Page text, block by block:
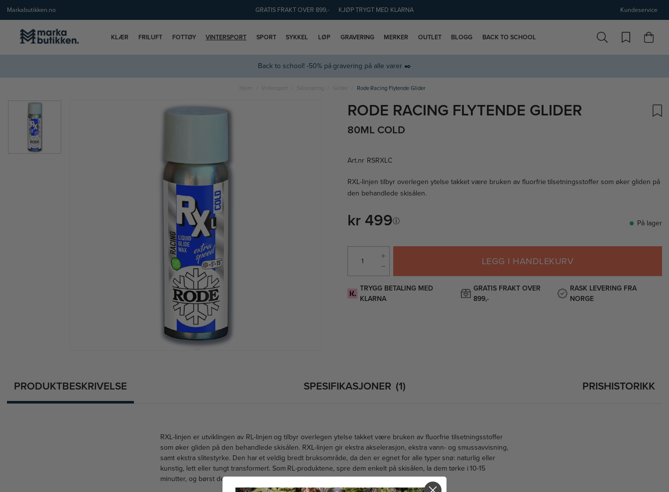
Markabutikken.no GRATIS FRAKT OVER 899,- KJØP TRYGT MED KLARNA Kundeservice
KLÆR FRILUFT FOTTØY VINTERSPORT SPORT SYKKEL LØP GRAVERING MERKER OUTLET BLOGG BACK TO SCHOOL
Back to school! -50% på gravering på alle varer ✒️
Hjem Vintersport Skismøring Rode Racing Flytende Glider
RODE RACING FLYTENDE GLIDER
80ML COLD
Art.nr RSRXLC
RXL-linjen tilbyr overlegen ytelse takket være bruken av fluorfrie tilsetningsstoffer som øker gliden på
den behandlede skisålen.
kr 499 På lager
LEGG I HANDLEKURV
TRYGG BETALING MED
KLARNA
GRATIS FRAKT OVER
899,-
RASK LEVERING FRA
NORGE
PRODUKTBESKRIVELSE SPESIFIKASJONER 1 PRISHISTORIKK
RXL-linjen er utviklingen av RL-linjen og tilbyr overlegen ytelse takket være bruken av fluorfrie tilsetningsstoffer
som øker gliden på den behandlede skisålen. RXL-linjen gir ekstra akselerasjon, ekstra vann- og smussavvisning,
samt ekstra slitestyrke. Den har et veldig bredt bruksområde, da den er egnet for alle typer snø: naturlig eller
kunstig, lett eller tungt transformert. Som RL-produktene, spre dem enkelt på skisålen, la dem tørke i 10-15
minutter, og børst dem.